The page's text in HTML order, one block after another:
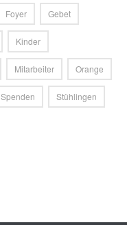
Foyer Gebet
Kinder
Mitarbeiter Orange
Spenden Stühlingen